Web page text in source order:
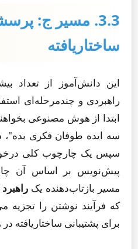
3.3. مسیر ج:
ساختاریافته
این دانش‌آموز از تعداد
راهبردی و چندمرحله‌ای
سه ایده طوفان فکری بده"،
سپس یک چارچوب کلی
پیش‌نویس بر اساس آن
مسیر بازتاب‌دهنده یک
که فرآیند نوشتن را
برای پشتیبانی ساختاریافته